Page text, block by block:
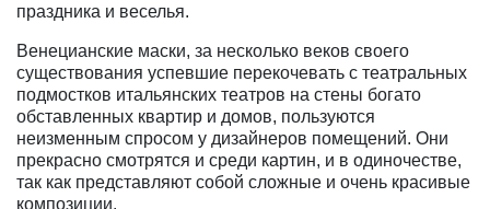
праздника и веселья.
Венецианские маски, за несколько веков своего
существования успевшие перекочевать с театральных
подмостков итальянских театров на стены богато
обставленных квартир и домов, пользуются
неизменным спросом у дизайнеров помещений. Они
прекрасно смотрятся и среди картин, и в одиночестве,
так как представляют собой сложные и очень красивые
композиции.